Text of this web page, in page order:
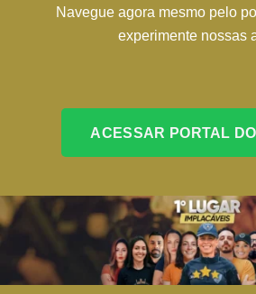
Navegue agora mesmo pelo
experimente nossas
ACESSAR PORTAL